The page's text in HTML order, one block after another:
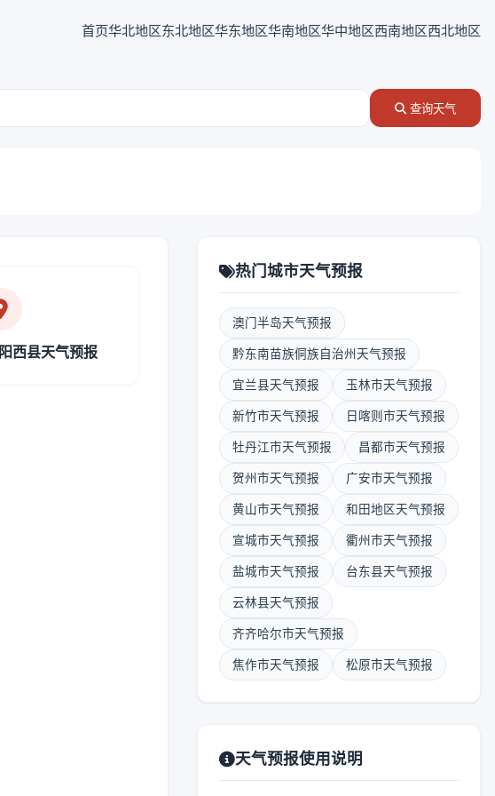
首页华北地区东北地区华东地区华南地区华中地区西南地区西北地区
查询天气
阳西县天气预报
热门城市天气预报
澳门半岛天气预报
黔东南苗族侗族自治州天气预报
宜兰县天气预报 玉林市天气预报
新竹市天气预报 日喀则市天气预报
牡丹江市天气预报 昌都市天气预报
贺州市天气预报 广安市天气预报
黄山市天气预报 和田地区天气预报
宣城市天气预报 衢州市天气预报
盐城市天气预报 台东县天气预报
云林县天气预报
齐齐哈尔市天气预报
焦作市天气预报 松原市天气预报
天气预报使用说明